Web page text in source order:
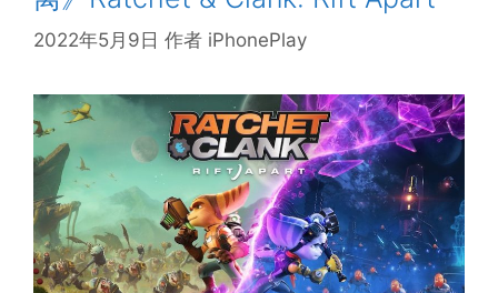
2022年5月9日 作者 iPhonePlay